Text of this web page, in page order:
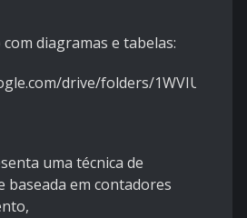
diagramas e tabelas:
drive/folders/
uma técnica de
baseada em contadores